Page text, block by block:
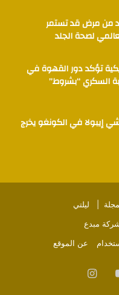
من مرض قد تستمر
لصحة الجلد
تؤكد دور القهوة في
السكري “بشروط”
إيبولا في الكونغو يخرج
| ليلتي
مبدع
عن الموقع
‫YouTubeانستقرام